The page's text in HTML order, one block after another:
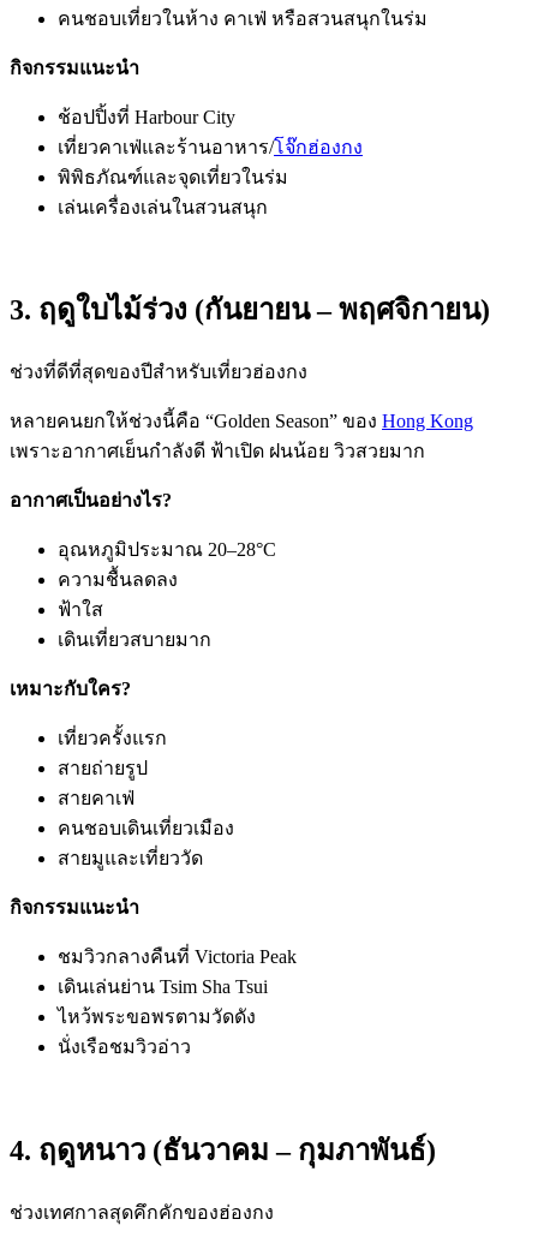
คนชอบเที่ยวในห้าง คาเฟ่ หรือสวนสนุกในร่ม
กิจกรรมแนะนำ
ช้อปปิ้งที่ Harbour City
เที่ยวคาเฟ่และร้านอาหาร/โจ๊กฮ่องกง
พิพิธภัณฑ์และจุดเที่ยวในร่ม
เล่นเครื่องเล่นในสวนสนุก
3. ฤดูใบไม้ร่วง (กันยายน – พฤศจิกายน)
ช่วงที่ดีที่สุดของปีสำหรับเที่ยวฮ่องกง
หลายคนยกให้ช่วงนี้คือ “Golden Season” ของ Hong Kong
เพราะอากาศเย็นกำลังดี ฟ้าเปิด ฝนน้อย วิวสวยมาก
อากาศเป็นอย่างไร?
อุณหภูมิประมาณ 20–28°C
ความชื้นลดลง
ฟ้าใส
เดินเที่ยวสบายมาก
เหมาะกับใคร?
เที่ยวครั้งแรก
สายถ่ายรูป
สายคาเฟ่
คนชอบเดินเที่ยวเมือง
สายมูและเที่ยววัด
กิจกรรมแนะนำ
ชมวิวกลางคืนที่ Victoria Peak
เดินเล่นย่าน Tsim Sha Tsui
ไหว้พระขอพรตามวัดดัง
นั่งเรือชมวิวอ่าว
4. ฤดูหนาว (ธันวาคม – กุมภาพันธ์)
ช่วงเทศกาลสุดคึกคักของฮ่องกง